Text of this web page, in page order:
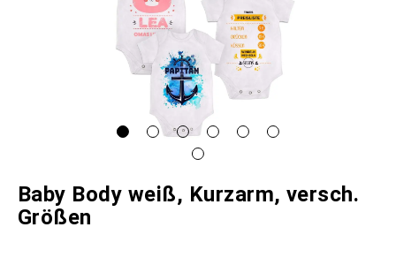
Baby Body weiß, Kurzarm, versch.
Größen